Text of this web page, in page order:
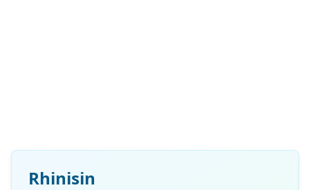
Rhinisin